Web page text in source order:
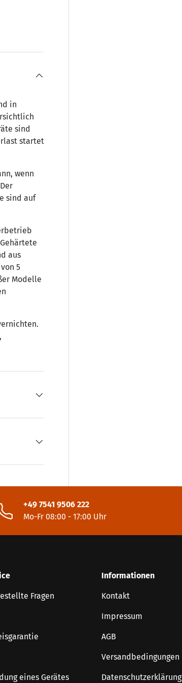
in
sind
startet
wenn
sind auf
aus
5
Modelle
+49 7541 9506 222
Mo-Fr 08:00 - 17:00 Uhr
Fragen
eines Gerätes
Informationen
Kontakt
Impressum
AGB
Versandbedingungen
Datenschutzerklärung